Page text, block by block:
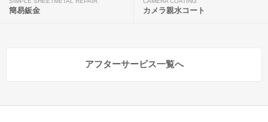
簡易鈑金 カメラ親水コート
アフターサービス一覧へ